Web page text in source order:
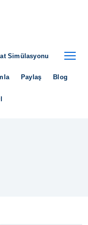
Simülasyonu
Paylaş Blog